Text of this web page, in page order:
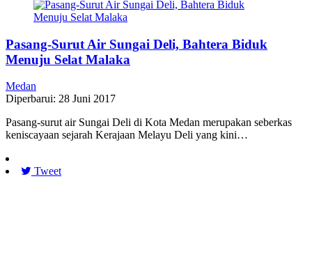
Pasang-Surut Air Sungai Deli, Bahtera Biduk
Menuju Selat Malaka
Medan
Diperbarui: 28 Juni 2017
Pasang-surut air Sungai Deli di Kota Medan merupakan seberkas
keniscayaan sejarah Kerajaan Melayu Deli yang kini…
Tweet